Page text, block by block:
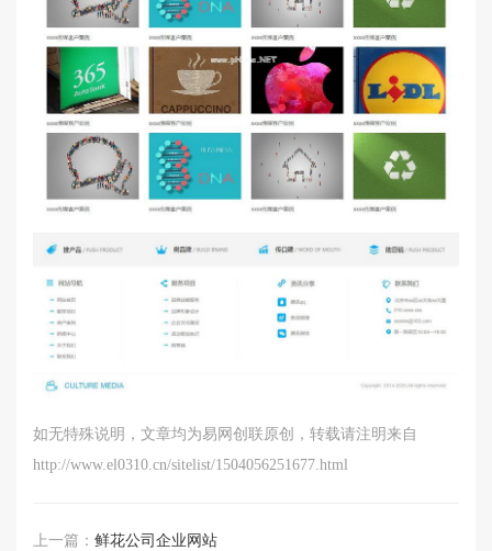
如无特殊说明，文章均为易网创联原创，转载请注明来自
http://www.el0310.cn/sitelist/1504056251677.html
上一篇： 鲜花公司企业网站